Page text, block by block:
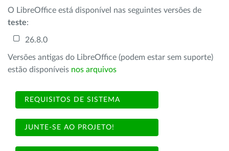
O LibreOffice está disponível nas seguintes versões de
teste:
26.8.0
Versões antigas do LibreOffice (podem estar sem suporte)
estão disponíveis nos arquivos
REQUISITOS DE SISTEMA
JUNTE-SE AO PROJETO!